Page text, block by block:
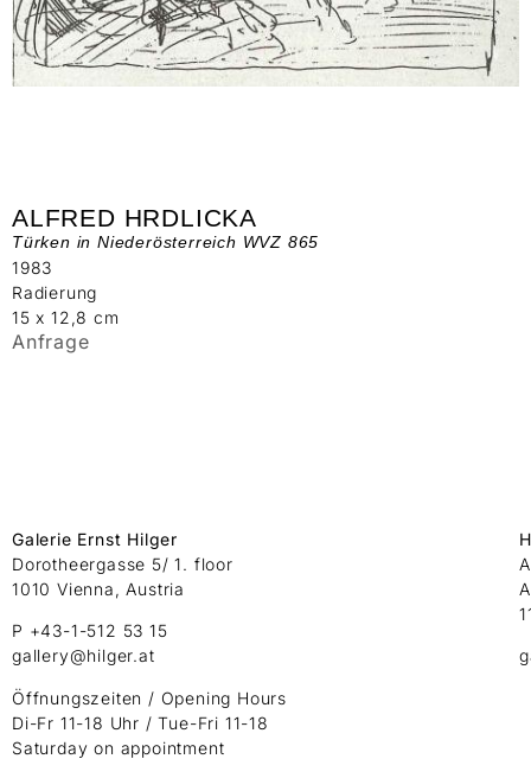
ALFRED HRDLICKA
Türken in Niederösterreich WVZ 865
1983
Radierung
15 x 12,8 cm
Anfrage
Galerie Ernst Hilger
Dorotheergasse 5/ 1. floor
1010 Vienna, Austria
P +43-1-512 53 15
gallery@hilger.at
Öffnungszeiten / Opening Hours
Di-Fr 11-18 Uhr / Tue-Fri 11-18
Saturday on appointment